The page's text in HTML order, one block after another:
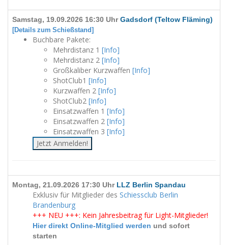
Samstag, 19.09.2026 16:30 Uhr Gadsdorf (Teltow Fläming)
[Details zum Schießstand]
Buchbare Pakete:
Mehrdistanz 1 [Info]
Mehrdistanz 2 [Info]
Großkaliber Kurzwaffen [Info]
ShotClub1 [Info]
Kurzwaffen 2 [Info]
ShotClub2 [Info]
Einsatzwaffen 1 [Info]
Einsatzwaffen 2 [Info]
Einsatzwaffen 3 [Info]
Jetzt Anmelden!
Montag, 21.09.2026 17:30 Uhr LLZ Berlin Spandau
Exklusiv für Mitglieder des Schiessclub Berlin
Brandenburg
+++ NEU +++: Kein Jahresbeitrag für Light-Mitglieder!
Hier direkt Online-Mitglied werden und sofort
starten